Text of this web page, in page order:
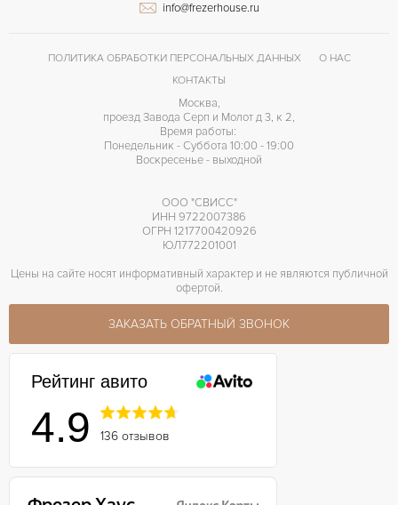
Прозрачная задняя крышка
info@frezerhouse.ru
ПОЛИТИКА ОБРАБОТКИ ПЕРСОНАЛЬНЫХ ДАННЫХ
О НАС
КОНТАКТЫ
Москва,
проезд Завода Серп и Молот д 3, к 2,
Время работы:
Понедельник - Суббота 10:00 - 19:00
Воскресенье - выходной
ООО "СВИСС"
ИНН 9722007386
ОГРН 1217700420926
ЮЛ772201001
Цены на сайте носят информативный характер и не являются публичной
офертой.
ЗАКАЗАТЬ ОБРАТНЫЙ ЗВОНОК
Рейтинг авито
4.9 136 отзывов